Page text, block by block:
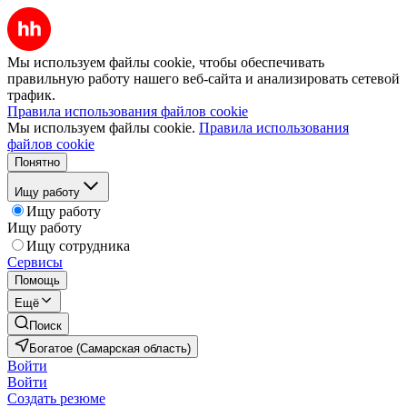
Мы используем файлы cookie, чтобы обеспечивать
правильную работу нашего веб-сайта и анализировать сетевой
трафик.
Правила использования файлов cookie
Мы используем файлы cookie. Правила использования
файлов cookie
Понятно
Ищу работу
Ищу работу
Ищу работу
Ищу сотрудника
Сервисы
Помощь
Ещё
Поиск
Богатое (Самарская область)
Войти
Войти
Создать резюме